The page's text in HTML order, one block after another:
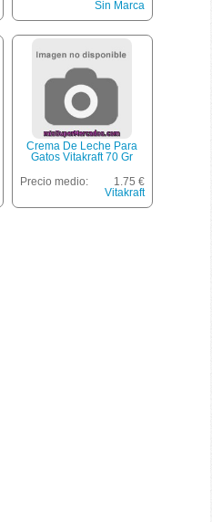
Sin Marca
Crema De Leche Para
Gatos Vitakraft 70 Gr
Precio medio:
1.75 €
Vitakraft